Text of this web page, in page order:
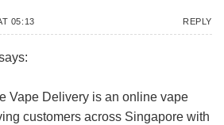
05:13 REPLY
Vape Delivery is an online vape
customers across Singapore with